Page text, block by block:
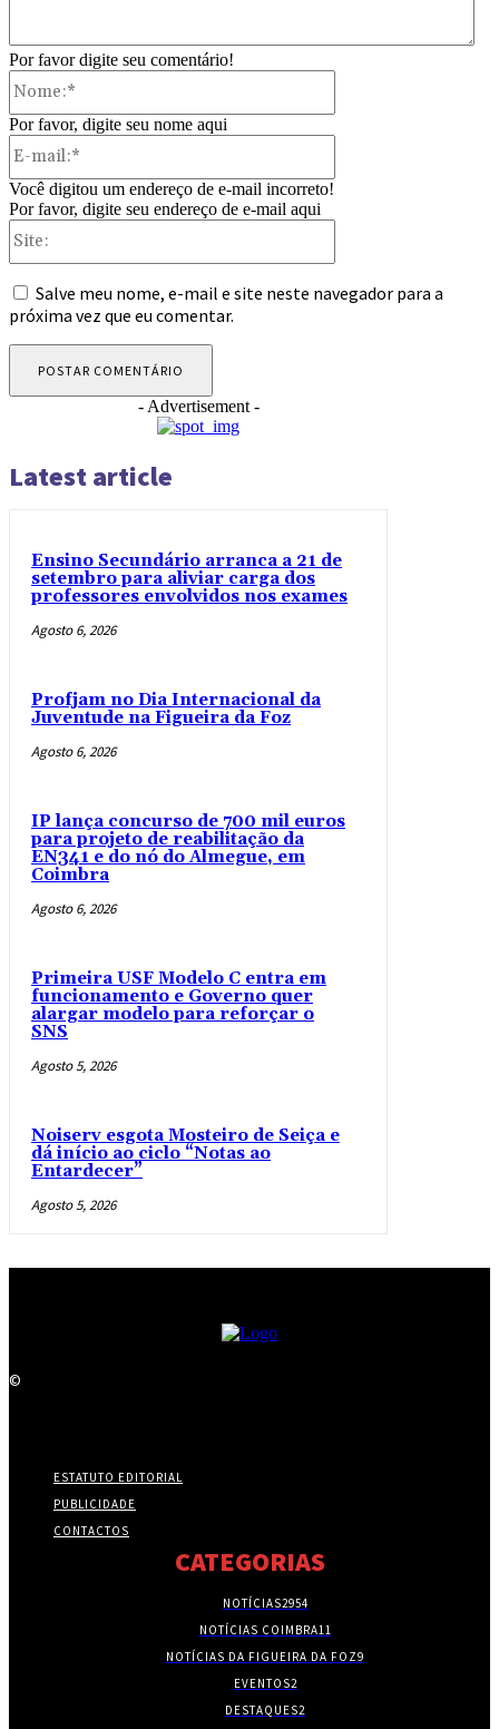
Por favor digite seu comentário!
Por favor, digite seu nome aqui
Você digitou um endereço de e-mail incorreto!
Por favor, digite seu endereço de e-mail aqui
Salve meu nome, e-mail e site neste navegador para a
próxima vez que eu comentar.
- Advertisement -
Latest article
Ensino Secundário arranca a 21 de
setembro para aliviar carga dos
professores envolvidos nos exames
Agosto 6, 2026
Profjam no Dia Internacional da
Juventude na Figueira da Foz
Agosto 6, 2026
IP lança concurso de 700 mil euros
para projeto de reabilitação da
EN341 e do nó do Almegue, em
Coimbra
Agosto 6, 2026
Primeira USF Modelo C entra em
funcionamento e Governo quer
alargar modelo para reforçar o
SNS
Agosto 5, 2026
Noiserv esgota Mosteiro de Seiça e
dá início ao ciclo “Notas ao
Entardecer”
Agosto 5, 2026
©
ESTATUTO EDITORIAL
PUBLICIDADE
CONTACTOS
CATEGORIAS
NOTÍCIAS2954
NOTÍCIAS COIMBRA11
NOTÍCIAS DA FIGUEIRA DA FOZ9
EVENTOS2
DESTAQUES2